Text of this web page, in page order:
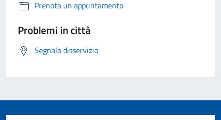
Prenota un appuntamento
Problemi in città
Segnala disservizio